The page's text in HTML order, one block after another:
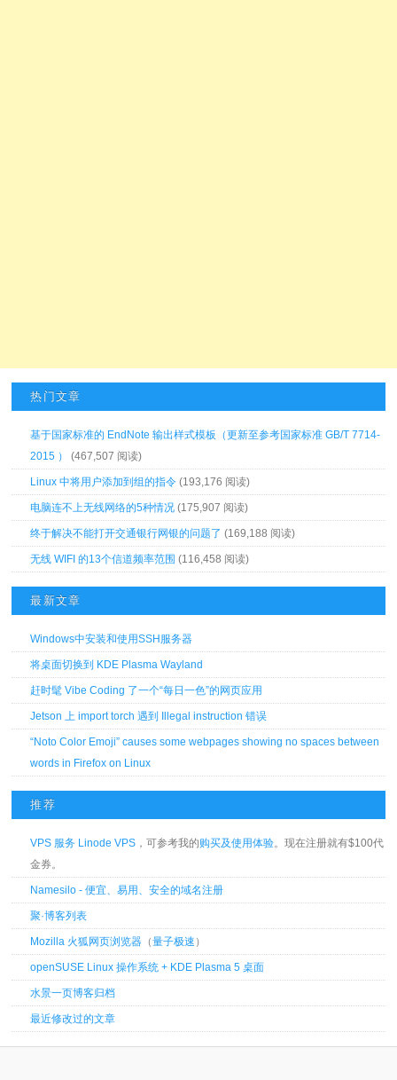
热门文章
基于国家标准的 EndNote 输出样式模板（更新至参考国家标准 GB/T 7714-
2015 ）
(467,507 阅读)
Linux 中将用户添加到组的指令 (193,176 阅读)
电脑连不上无线网络的5种情况 (175,907 阅读)
终于解决不能打开交通银行网银的问题了 (169,188 阅读)
无线 WIFI 的13个信道频率范围 (116,458 阅读)
最新文章
Windows中安装和使用SSH服务器
将桌面切换到 KDE Plasma Wayland
赶时髦 Vibe Coding 了一个“每日一色”的网页应用
Jetson 上 import torch 遇到 Illegal instruction 错误
“Noto Color Emoji” causes some webpages showing no spaces between
words in Firefox on Linux
推荐
VPS 服务 Linode VPS ，可参考我的购买及使用体验。现在注册就有$100代
金券。
Namesilo - 便宜、易用、安全的域名注册
聚·博客列表
Mozilla 火狐网页浏览器 （量子极速 ）
openSUSE Linux 操作系统 + KDE Plasma 5 桌面
水景一页博客归档
最近修改过的文章